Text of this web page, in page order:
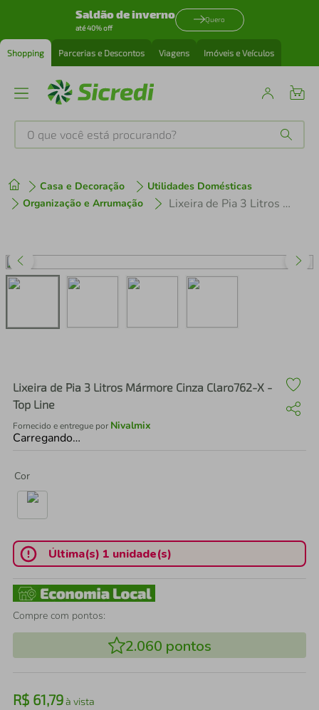
Saldão de inverno
até 40% off
Quero
Shopping Parcerias e Descontos Viagens Imóveis e Veículos
O que você está procurando?
Casa e Decoração
Utilidades Domésticas
Organização e Arrumação
Lixeira de Pia 3 Litros Mármore Cinza Claro762-X - Top Line
Lixeira de Pia 3 Litros Mármore Cinza Claro762-X -
Top Line
Fornecido e entregue por Nivalmix
Carregando…
Cor
Última(s) 1 unidade(s)
Compre com pontos:
2.060 pontos
R$ 61,79à vista
1º tenis
3º perfume